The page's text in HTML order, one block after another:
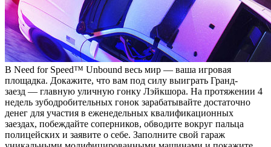
В Need for Speed™ Unbound весь мир — ваша игровая
площадка. Докажите, что вам под силу выиграть Гранд-
заезд — главную уличную гонку Лэйкшора. На протяжении 4
недель зубодробительных гонок зарабатывайте достаточно
денег для участия в еженедельных квалификационных
заездах, побеждайте соперников, обводите вокруг пальца
полицейских и заявите о себе. Заполните свой гараж